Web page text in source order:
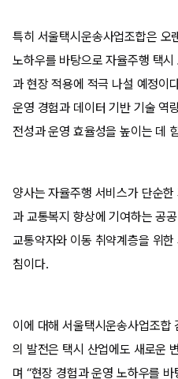
특히 서울택시운송사업조합은 오
노하우를 바탕으로 자율주행 택
과 현장 적용에 적극 나설 예정이
운영 경험과 데이터 기반 기술 역
전성과 운영 효율성을 높이는 데
양사는 자율주행 서비스가 단순
과 교통복지 향상에 기여하는 공
교통약자와 이동 취약계층을 위
침이다.
이에 대해 서울택시운송사업조합
의 발전은 택시 산업에도 새로운
며 “현장 경험과 운영 노하우를